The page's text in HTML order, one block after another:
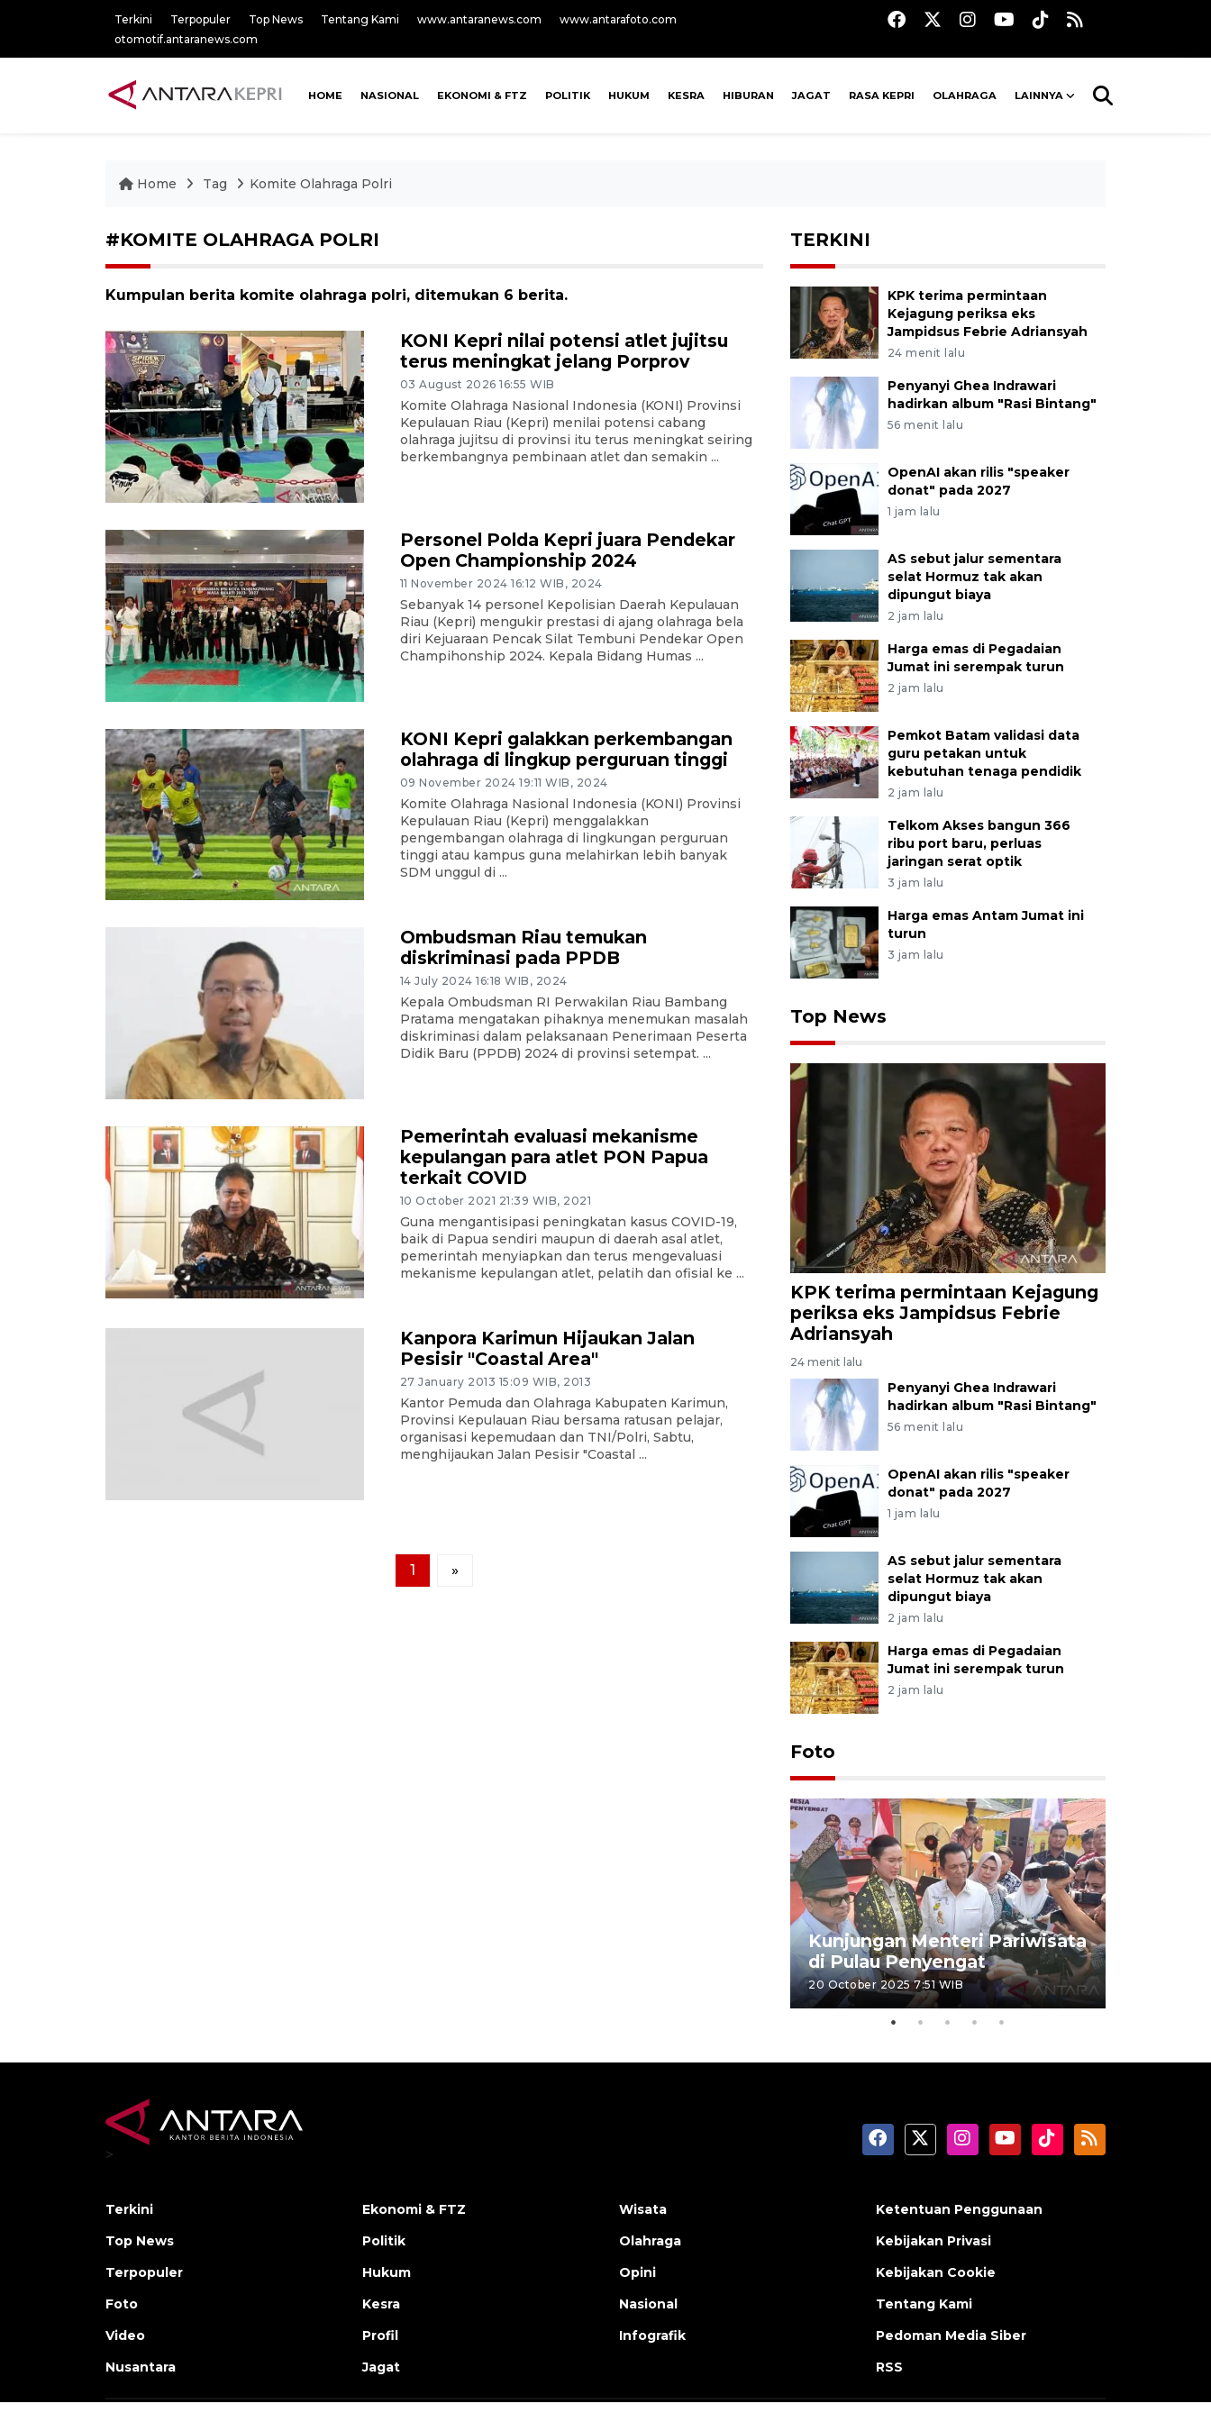
Terkini Terpopuler Top News Tentang Kami www.antaranews.com
www.antarafoto.com
otomotif.antaranews.com
HOME NASIONAL EKONOMI & FTZ POLITIK HUKUM KESRA HIBURAN JAGAT RASA KEPRI OLAHRAGA LAINNYA
Home Tag Komite Olahraga Polri
#KOMITE OLAHRAGA POLRI
Kumpulan berita komite olahraga polri, ditemukan 6 berita.
KONI Kepri nilai potensi atlet jujitsu
terus meningkat jelang Porprov
03 August 2026 16:55 WIB
Komite Olahraga Nasional Indonesia (KONI) Provinsi
Kepulauan Riau (Kepri) menilai potensi cabang
olahraga jujitsu di provinsi itu terus meningkat seiring
berkembangnya pembinaan atlet dan semakin ...
Personel Polda Kepri juara Pendekar
Open Championship 2024
11 November 2024 16:12 WIB, 2024
Sebanyak 14 personel Kepolisian Daerah Kepulauan
Riau (Kepri) mengukir prestasi di ajang olahraga bela
diri Kejuaraan Pencak Silat Tembuni Pendekar Open
Champihonship 2024. Kepala Bidang Humas ...
KONI Kepri galakkan perkembangan
olahraga di lingkup perguruan tinggi
09 November 2024 19:11 WIB, 2024
Komite Olahraga Nasional Indonesia (KONI) Provinsi
Kepulauan Riau (Kepri) menggalakkan
pengembangan olahraga di lingkungan perguruan
tinggi atau kampus guna melahirkan lebih banyak
SDM unggul di ...
Ombudsman Riau temukan
diskriminasi pada PPDB
14 July 2024 16:18 WIB, 2024
Kepala Ombudsman RI Perwakilan Riau Bambang
Pratama mengatakan pihaknya menemukan masalah
diskriminasi dalam pelaksanaan Penerimaan Peserta
Didik Baru (PPDB) 2024 di provinsi setempat. ...
Pemerintah evaluasi mekanisme
kepulangan para atlet PON Papua
terkait COVID
10 October 2021 21:39 WIB, 2021
Guna mengantisipasi peningkatan kasus COVID-19,
baik di Papua sendiri maupun di daerah asal atlet,
pemerintah menyiapkan dan terus mengevaluasi
mekanisme kepulangan atlet, pelatih dan ofisial ke ...
Kanpora Karimun Hijaukan Jalan
Pesisir "Coastal Area"
27 January 2013 15:09 WIB, 2013
Kantor Pemuda dan Olahraga Kabupaten Karimun,
Provinsi Kepulauan Riau bersama ratusan pelajar,
organisasi kepemudaan dan TNI/Polri, Sabtu,
menghijaukan Jalan Pesisir "Coastal ...
1 »
TERKINI
KPK terima permintaan
Kejagung periksa eks
Jampidsus Febrie Adriansyah
24 menit lalu
Penyanyi Ghea Indrawari
hadirkan album "Rasi Bintang"
56 menit lalu
OpenAI akan rilis "speaker
donat" pada 2027
1 jam lalu
AS sebut jalur sementara
selat Hormuz tak akan
dipungut biaya
2 jam lalu
Harga emas di Pegadaian
Jumat ini serempak turun
2 jam lalu
Pemkot Batam validasi data
guru petakan untuk
kebutuhan tenaga pendidik
2 jam lalu
Telkom Akses bangun 366
ribu port baru, perluas
jaringan serat optik
3 jam lalu
Harga emas Antam Jumat ini
turun
3 jam lalu
Top News
KPK terima permintaan Kejagung
periksa eks Jampidsus Febrie
Adriansyah
24 menit lalu
Penyanyi Ghea Indrawari
hadirkan album "Rasi Bintang"
56 menit lalu
OpenAI akan rilis "speaker
donat" pada 2027
1 jam lalu
AS sebut jalur sementara
selat Hormuz tak akan
dipungut biaya
2 jam lalu
Harga emas di Pegadaian
Jumat ini serempak turun
2 jam lalu
Foto
Kunjungan Menteri Pariwisata
di Pulau Penyengat
20 October 2025 7:51 WIB
>
Terkini
Top News
Terpopuler
Foto
Video
Nusantara
Ekonomi & FTZ
Politik
Hukum
Kesra
Profil
Jagat
Wisata
Olahraga
Opini
Nasional
Infografik
Ketentuan Penggunaan
Kebijakan Privasi
Kebijakan Cookie
Tentang Kami
Pedoman Media Siber
RSS